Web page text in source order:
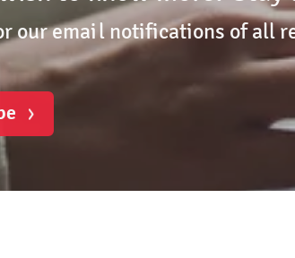
our email notifications of all